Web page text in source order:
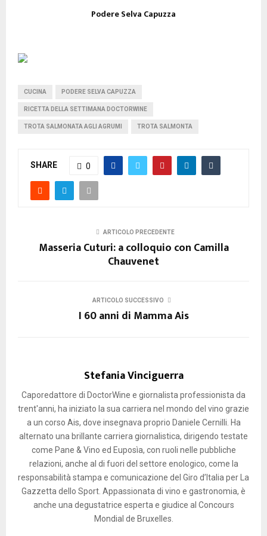
Podere Selva Capuzza
CUCINA PODERE SELVA CAPUZZA
RICETTA DELLA SETTIMANA DOCTORWINE
TROTA SALMONATA AGLI AGRUMI TROTA SALMONTA
SHARE 0
ARTICOLO PRECEDENTE
Masseria Cuturi: a colloquio con Camilla
Chauvenet
ARTICOLO SUCCESSIVO
I 60 anni di Mamma Ais
Stefania Vinciguerra
Caporedattore di DoctorWine e giornalista professionista da
trent'anni, ha iniziato la sua carriera nel mondo del vino grazie
a un corso Ais, dove insegnava proprio Daniele Cernilli. Ha
alternato una brillante carriera giornalistica, dirigendo testate
come Pane & Vino ed Euposìa, con ruoli nelle pubbliche
relazioni, anche al di fuori del settore enologico, come la
responsabilità stampa e comunicazione del Giro d’Italia per La
Gazzetta dello Sport. Appassionata di vino e gastronomia, è
anche una degustatrice esperta e giudice al Concours
Mondial de Bruxelles.